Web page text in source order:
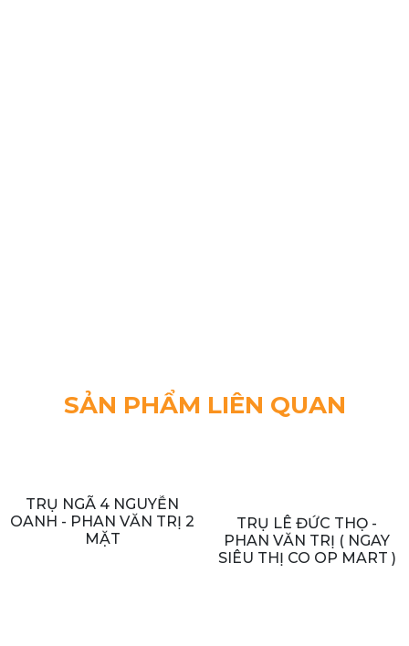
SẢN PHẨM LIÊN QUAN
TRỤ NGÃ 4 NGUYỄN
OANH - PHAN VĂN TRỊ 2
MẶT
TRỤ LÊ ĐỨC THỌ -
PHAN VĂN TRỊ ( NGAY
SIÊU THỊ CO OP MART )